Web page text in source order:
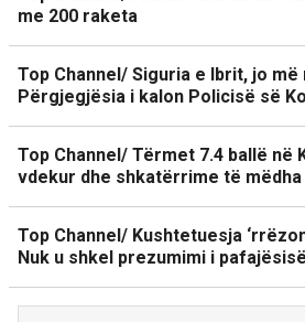
me 200 raketa
Top Channel/ Siguria e Ibrit, jo më
Përgjegjësia i kalon Policisë së
Top Channel/ Tërmet 7.4 ballë në
vdekur dhe shkatërrime të mëdha
Top Channel/ Kushtetuesja
Nuk u shkel prezumimi i pafajësisë